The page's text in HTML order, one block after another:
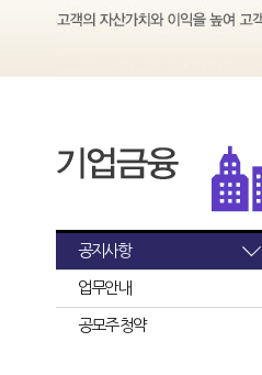
공지사항
업무안내
공모주 청약